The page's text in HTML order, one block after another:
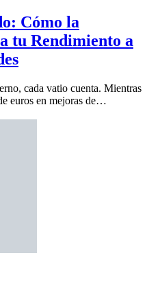
Cómo la
tu Rendimiento a
cada vatio cuenta. Mientras
euros en mejoras de…